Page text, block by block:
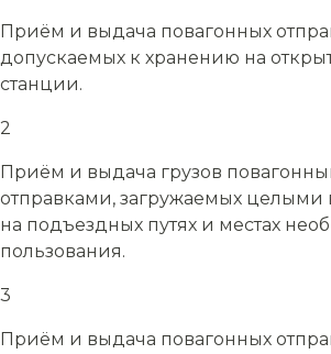
Приём и выдача повагонных
допускаемых к хранению на
станции.
2
Приём и выдача грузов
отправками, загружаемых целыми
на подъездных путях и местах
пользования.
3
Приём и выдача повагонных